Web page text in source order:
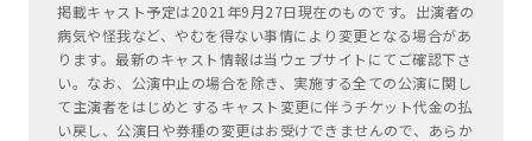
掲載キャスト予定は2021年9月27日現在のものです。出演者の
病気や怪我など、やむを得ない事情により変更となる場合があ
ります。最新のキャスト情報は当ウェブサイトにてご確認下さ
い。なお、公演中止の場合を除き、実施する全ての公演に関し
て主演者をはじめとするキャスト変更に伴うチケット代金の払
い戻し、公演日や券種の変更はお受けできませんので、あらか